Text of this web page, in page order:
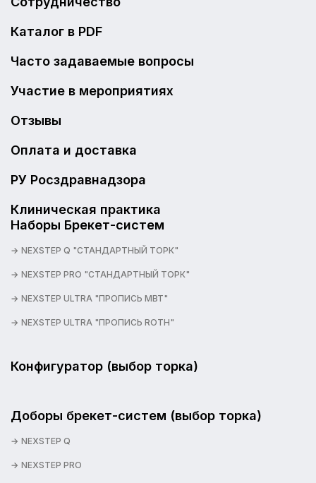
Каталог в PDF
Часто задаваемые вопросы
Участие в мероприятиях
Отзывы
Оплата и доставка
РУ Росздравнадзора
Клиническая практика
Наборы Брекет-систем
NEXSTEP Q "СТАНДАРТНЫЙ ТОРК"
NEXSTEP PRO "СТАНДАРТНЫЙ ТОРК"
NEXSTEP ULTRA "ПРОПИСЬ MBT"
NEXSTEP ULTRA "ПРОПИСЬ ROTH"
Конфигуратор (выбор торка)
Доборы брекет-систем (выбор торка)
NEXSTEP Q
NEXSTEP PRO